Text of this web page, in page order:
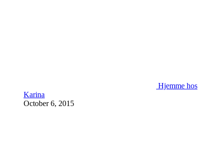
Hjemme hos
Karina
October 6, 2015